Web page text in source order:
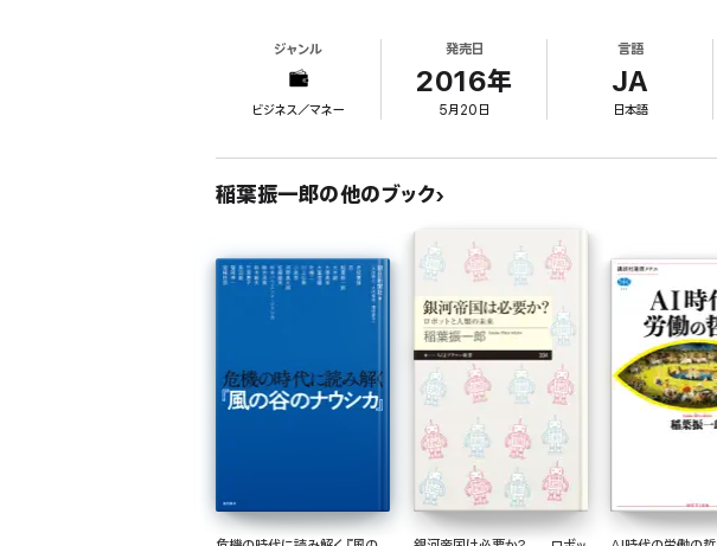
18世紀にフランス革命の思想的後ろ盾となった、ジャン=ジャック・ルソーと、そして“神
平等ルネサンス」、そして現代のピケティにいたるまでの学問的軌跡を追っていきます。
ジャンル
ビジネス／マネー
発売日
2016年
5月20日
言語
JA
日本語
稲葉振一郎の他のブック